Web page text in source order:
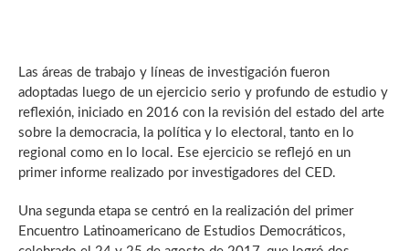
Las áreas de trabajo y líneas de investigación fueron
adoptadas luego de un ejercicio serio y profundo de estudio y
reflexión, iniciado en 2016 con la revisión del estado del arte
sobre la democracia, la política y lo electoral, tanto en lo
regional como en lo local. Ese ejercicio se reflejó en un
primer informe realizado por investigadores del CED.
Una segunda etapa se centró en la realización del primer
Encuentro Latinoamericano de Estudios Democráticos,